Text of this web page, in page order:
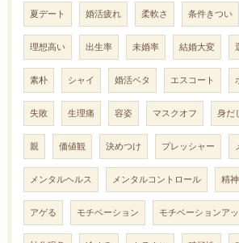
夏デート 婚活疲れ 柔軟さ 条件きつい
理想高い 出生率 未婚率 結婚大変
素朴 シャイ 婚活ベタ エスコート
失敗 生理痛 容姿 マスクオフ 身だ
親 価値観 決めつけ プレッシャー
メンタルヘルス メンタルコントロール 精
アゲる モチベーション モチベーションア